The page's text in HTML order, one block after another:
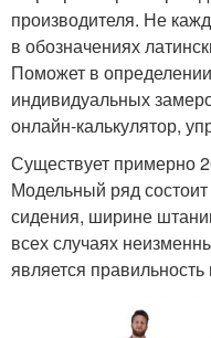
производителя. Не
в обозначениях
Поможет в
индивидуальных
онлайн-калькулятор,
Существует примерно
Модельный ряд
сидения, ширине
всех случаях
является